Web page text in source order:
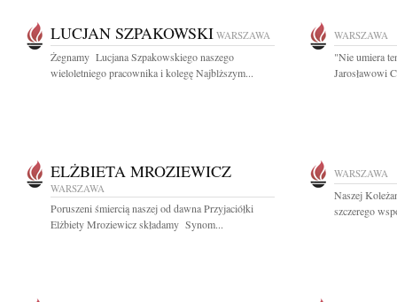
LUCJAN SZPAKOWSKI WARSZAWA
Żegnamy Lucjana Szpakowskiego naszego
wieloletniego pracownika i kolegę Najblższym...
WARSZAWA
"Nie umiera
Jarosławowi
ELŻBIETA MROZIEWICZ
WARSZAWA
Poruszeni śmiercią naszej od dawna Przyjaciółki
Elżbiety Mroziewicz składamy Synom...
WARSZAWA
Naszej
szczerego